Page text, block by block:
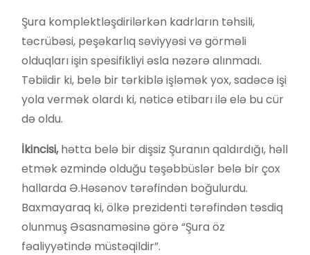
Şura komplektləşdirilərkən kadrların təhsili,
təcrübəsi, peşəkarlıq səviyyəsi və görməli
olduqları işin spesifikliyi əsla nəzərə alınmadı.
Təbiidir ki, belə bir tərkiblə işləmək yox, sadəcə işi
yola vermək olardı ki, nəticə etibarı ilə elə bu cür
də oldu.
İkincisi,hətta belə bir dişsiz Şuranın qaldırdığı, həll
etmək əzmində olduğu təşəbbüslər belə bir çox
hallarda Ə.Həsənov tərəfindən boğulurdu.
Baxmayaraq ki, ölkə prezidenti tərəfindən təsdiq
olunmuş Əsasnaməsinə görə “Şura öz
fəaliyyətində müstəqildir”.